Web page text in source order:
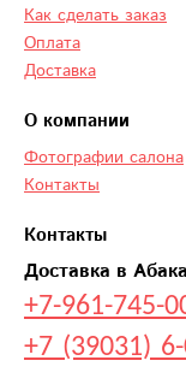
Контакты
Доставка в
+7-961-745-
+7 (39031)
Как сделать заказ
Оплата
Доставка
О компании
Фотографии салона
Контакты